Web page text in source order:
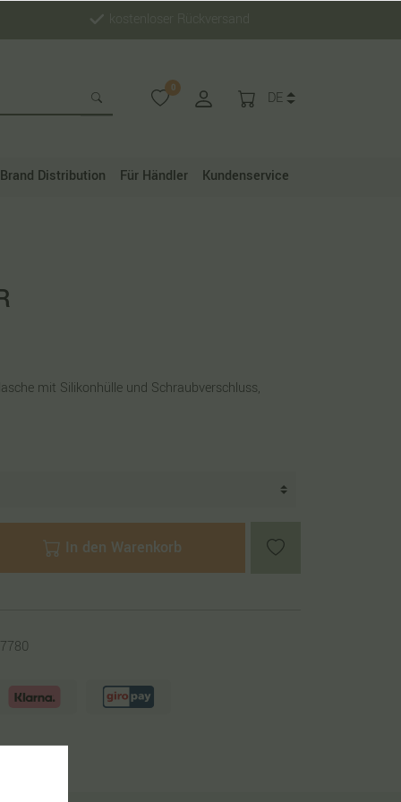
0
DE
Brand Distribution Für Händler Kundenservice
mit Silikonhülle und Schraubverschluss,
In den Warenkorb